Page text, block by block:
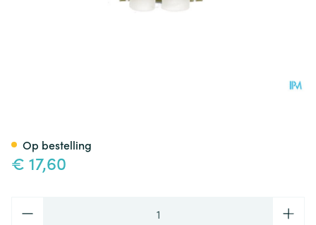
€ 17,60
Op bestelling